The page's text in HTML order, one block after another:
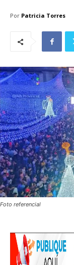
Por Patricia Torres
Foto referencial